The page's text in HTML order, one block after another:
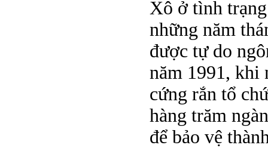
Xô ở tình
những năm
được tự do
năm 1991, khi
cứng rắn tổ
hàng trăm
để bảo vệ